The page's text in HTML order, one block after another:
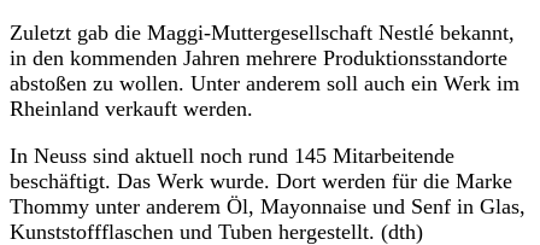
Zuletzt gab die Maggi-Muttergesellschaft Nestlé bekannt,
in den kommenden Jahren mehrere Produktionsstandorte
abstoßen zu wollen. Unter anderem soll auch ein Werk im
Rheinland verkauft werden.
In Neuss sind aktuell noch rund 145 Mitarbeitende
beschäftigt. Das Werk wurde. Dort werden für die Marke
Thommy unter anderem Öl, Mayonnaise und Senf in Glas,
Kunststoffflaschen und Tuben hergestellt. (dth)